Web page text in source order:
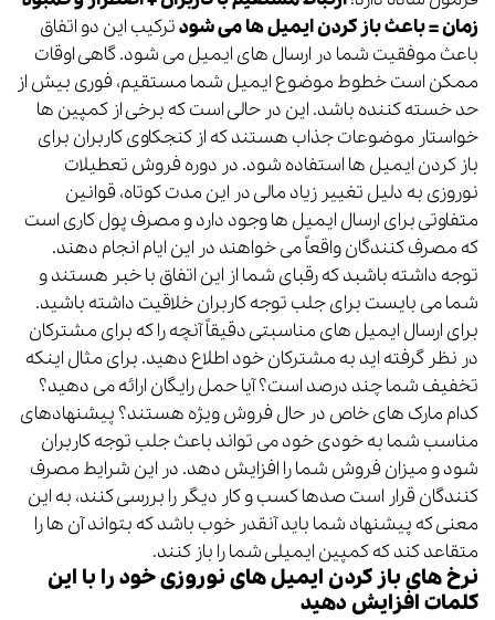
زمان = باعث باز کردن ایمیل ها می شودترکیب این دو اتفاق
باعث موفقیت شما در ارسال های ایمیل می شود. گاهی اوقات
ممکن است خطوط موضوع ایمیل شما مستقیم، فوری بیش از
حد خسته کننده باشد. این در حالی است که برخی از کمپین ها
خواستار موضوعات جذاب هستند که از کنجکاوی کاربران برای
باز کردن ایمیل ها استفاده شود. در دوره فروش تعطیلات
نوروزی به دلیل تغییر زیاد مالی در این مدت کوتاه، قوانین
متفاوتی برای ارسال ایمیل ها وجود دارد و مصرف پول کاری است
که مصرف کنندگان واقعاً می خواهند در این ایام انجام دهند.
توجه داشته باشبد که رقبای شما از این اتفاق با خبر هستند و
شما می بایست برای جلب توجه کاربران خلاقیت داشته باشید.
برای ارسال ایمیل های مناسبتی دقیقاً آنچه را که برای مشترکان
در نظر گرفته اید به مشترکان خود اطلاع دهید. برای مثال اینکه
تخفیف شما چند درصد است؟ آیا حمل رایگان ارائه می دهید؟
کدام مارک های خاص در حال فروش ویژه هستند؟ پیشنهادهای
مناسب شما به خودی خود می تواند باعث جلب توجه کاربران
شود و میزان فروش شما را افزایش دهد. در این شرایط مصرف
کنندگان قرار است صدها کسب و کار دیگر را بررسی کنند، به این
معنی که پیشنهاد شما باید آنقدر خوب باشد که بتواند آن ها را
متقاعد کند که کمپین ایمیلی شما را باز کنند.
نرخ های باز کردن ایمیل های نوروزی خود را با این
کلمات افزایش دهید